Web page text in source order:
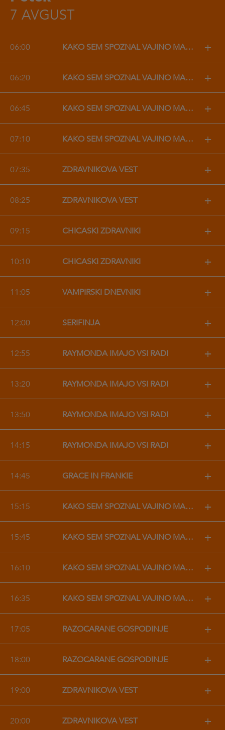
7 AVGUST
06:00 KAKO SEM SPOZNAL VAJINO MAMO +
06:20 KAKO SEM SPOZNAL VAJINO MAMO +
06:45 KAKO SEM SPOZNAL VAJINO MAMO +
07:10 KAKO SEM SPOZNAL VAJINO MAMO +
07:35 ZDRAVNIKOVA VEST +
08:25 ZDRAVNIKOVA VEST +
09:15 CHICAŠKI ZDRAVNIKI +
10:10 CHICAŠKI ZDRAVNIKI +
11:05 VAMPIRSKI DNEVNIKI +
12:00 ŠERIFINJA +
12:55 RAYMONDA IMAJO VSI RADI +
13:20 RAYMONDA IMAJO VSI RADI +
13:50 RAYMONDA IMAJO VSI RADI +
14:15 RAYMONDA IMAJO VSI RADI +
14:45 GRACE IN FRANKIE +
15:15 KAKO SEM SPOZNAL VAJINO MAMO +
15:45 KAKO SEM SPOZNAL VAJINO MAMO +
16:10 KAKO SEM SPOZNAL VAJINO MAMO +
16:35 KAKO SEM SPOZNAL VAJINO MAMO +
17:05 RAZOČARANE GOSPODINJE +
18:00 RAZOČARANE GOSPODINJE +
19:00 ZDRAVNIKOVA VEST +
20:00 ZDRAVNIKOVA VEST +